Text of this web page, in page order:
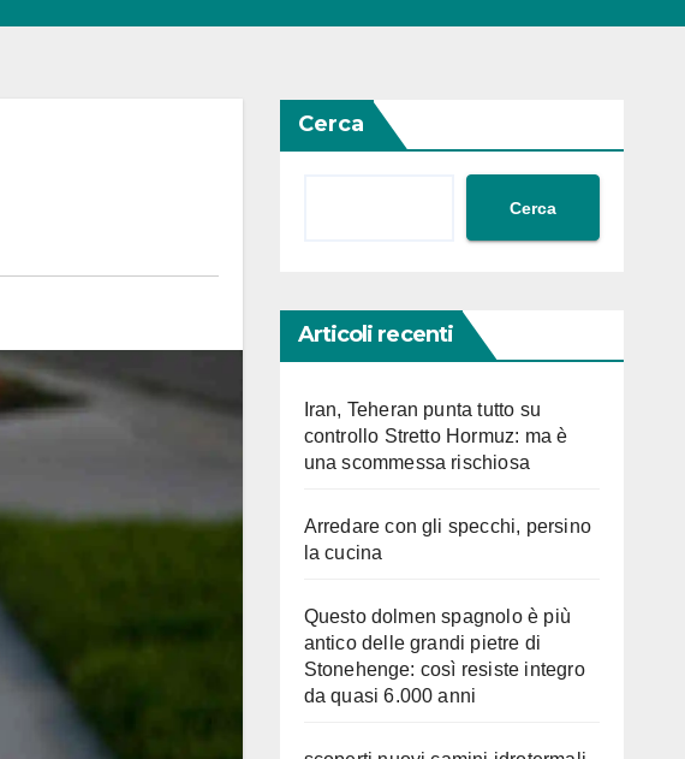
Cerca
Cerca
Articoli recenti
Iran, Teheran punta tutto su
controllo Stretto Hormuz: ma è
una scommessa rischiosa
Arredare con gli specchi, persino
la cucina
Questo dolmen spagnolo è più
antico delle grandi pietre di
Stonehenge: così resiste integro
da quasi 6.000 anni